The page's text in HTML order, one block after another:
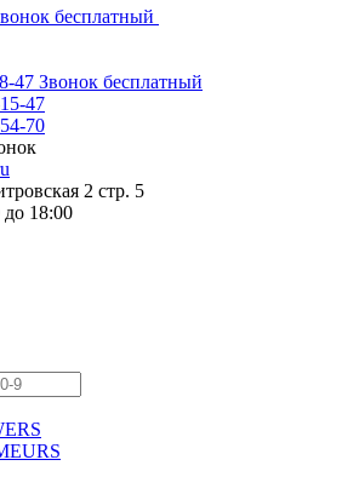
бесплатный
47 Звонок бесплатный
47
70
2 стр. 5
18:00